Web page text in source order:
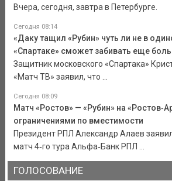
Вчера, сегодня, завтра в Петербурге.
Сегодня 08:14
«Даку тащил «Рубин» чуть ли не в
«Спартаке» сможет забивать еще
Защитник московского «Спартака»
«Матч ТВ» заявил, что ...
Сегодня 08:09
Матч «Ростов» — «Рубин» на
ограничениями по вместимости
Президент РПЛ Александр Алаев
матч 4‑го тура Альфа‑Банк РПЛ ...
ГОЛОСОВАНИЕ